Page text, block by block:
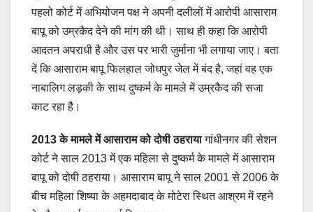
पहलो कोर्ट में अभियोजन पक्ष ने अपनी दलीलों में आरोपी आसाराम
बापू को उम्रकैद देने की मांग की थी। साथ ही कहा कि आरोपी
आदतन अपराधी है और उस पर भारी जुर्माना भी लगाया जाए। बता
दें कि आसाराम बापू फिलहाल जोधपुर जेल में बंद है, जहां वह एक
नाबालिग लड़की के साथ दुष्कर्म के मामले में उम्रकैद की सजा
काट रहा है।
2013 के मामले में आसाराम को दोषी ठहरायागांधीनगर की सेशन
कोर्ट ने साल 2013 में एक महिला से दुष्कर्म के मामले में आसाराम
बापू को दोषी ठहराया। आसाराम बापू ने साल 2001 से 2006 के
बीच महिला शिष्या के अहमदाबाद के मोटेरा स्थित आश्रम में रहने